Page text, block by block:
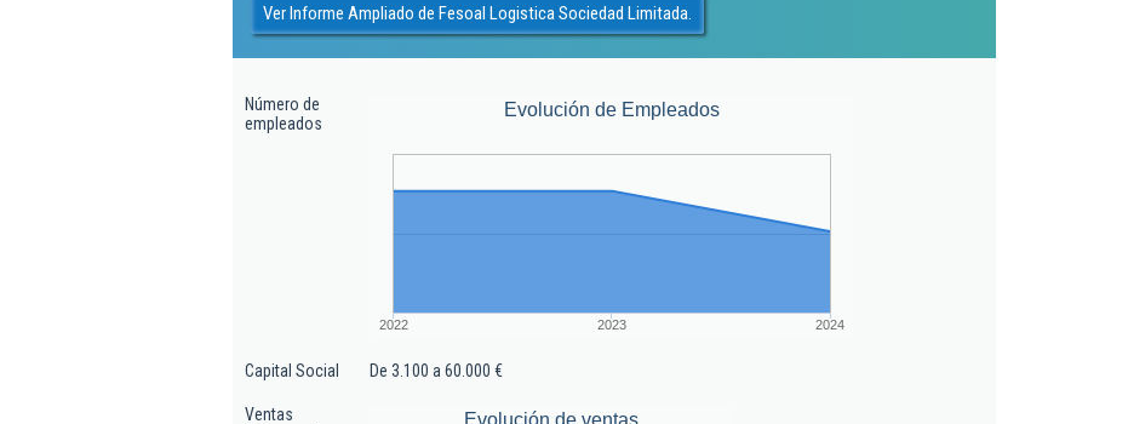
Ver Informe Ampliado de Fesoal Logistica Sociedad Limitada.
Número de
empleados
Evolución de Empleados
2022 2023 2024
Capital Social De 3.100 a 60.000 €
Ventas
Evolución de ventas